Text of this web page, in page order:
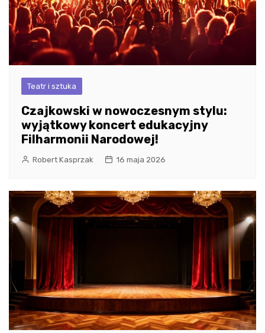
Teatr i sztuka
Czajkowski w nowoczesnym stylu:
wyjątkowy koncert edukacyjny
Filharmonii Narodowej!
Robert Kasprzak 16 maja 2026